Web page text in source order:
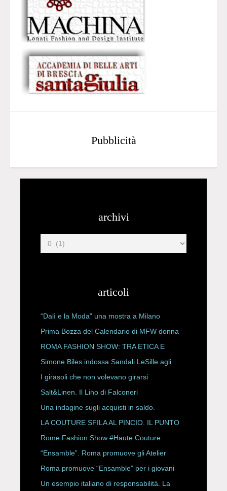
Pubblicità
archivi
articoli
“Dalì e la Moda” una mostra a Milano
Prima Bozza del Calendario di MFW donna
P/E 2027
ROMA FASHION SHOW: TRA ETICA E
HAUTE COUTURE
Simone Biles indossa Sandali LeSille agli
ESPY Awards 2026
I girasoli che non volevano girarsi
Salt&Linen. Il Lino di Falconeri
Una indagine sugli acquisti in saldo.
LA COUTURE SFILA AL PINCIO. IL PUNTO
CON ALESSANDRO ONORATO E
ROBERTA ANGELILLI
Rome Fashion Show #Haute Couture.
“Ensamble”. Roma promuove gli Atelier
Storici
Roma promuove “Ensamble” per i giovani
Un esempio italiano di responsabilità. La